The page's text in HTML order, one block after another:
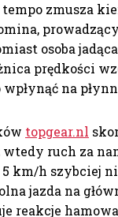
zmusza
osoba
prędkości
na
topgear.nl
wtedy ruch za
5 km/h szybciej
jazda na
reakcje